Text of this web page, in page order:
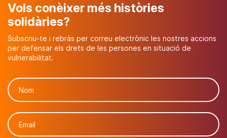
Vols conèixer més històries
solidàries?
Subscriu-te i rebràs per correu electrònic les nostres accions
per defensar els drets de les persones en situació de
vulnerabilitat.